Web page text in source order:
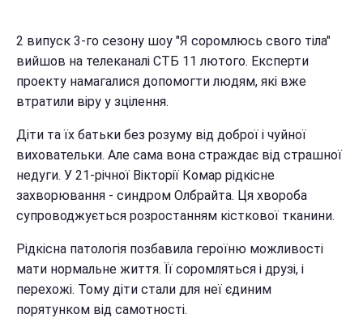
2 випуск 3-го сезону шоу "Я соромлюсь свого тіла"
вийшов на телеканалі СТБ 11 лютого. Експерти
проекту намагалися допомогти людям, які вже
втратили віру у зцілення.
Діти та їх батьки без розуму від доброї і чуйної
виховательки. Але сама вона страждає від страшної
недуги. У 21-річної Вікторії Комар рідкісне
захворювання - синдром Олбрайта. Ця хвороба
супроводжується розростанням кісткової тканини.
Рідкісна патологія позбавила героїню можливості
мати нормальне життя. Її соромляться і друзі, і
перехожі. Тому діти стали для неї єдиним
порятунком від самотності.